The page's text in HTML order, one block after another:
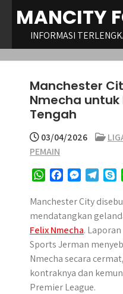
content
MANCITY
INFORMASI
Manchester
Nmecha untuk
Tengah
03/04/2026
PEMAIN
W
a
t
s
A
c
e
b
o
s
s
e
n
r
l
e
g
r
y
p
e
Manchester City
mendatangkan
Felix Nmecha.
Sports Jerman
Nmecha secara
kontraknya dan
Premier League.